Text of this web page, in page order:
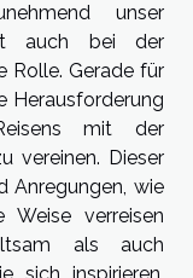
unser
auch bei der
Rolle. Gerade für
Herausforderung
mit der
vereinen. Dieser
Anregungen, wie
verreisen
als auch